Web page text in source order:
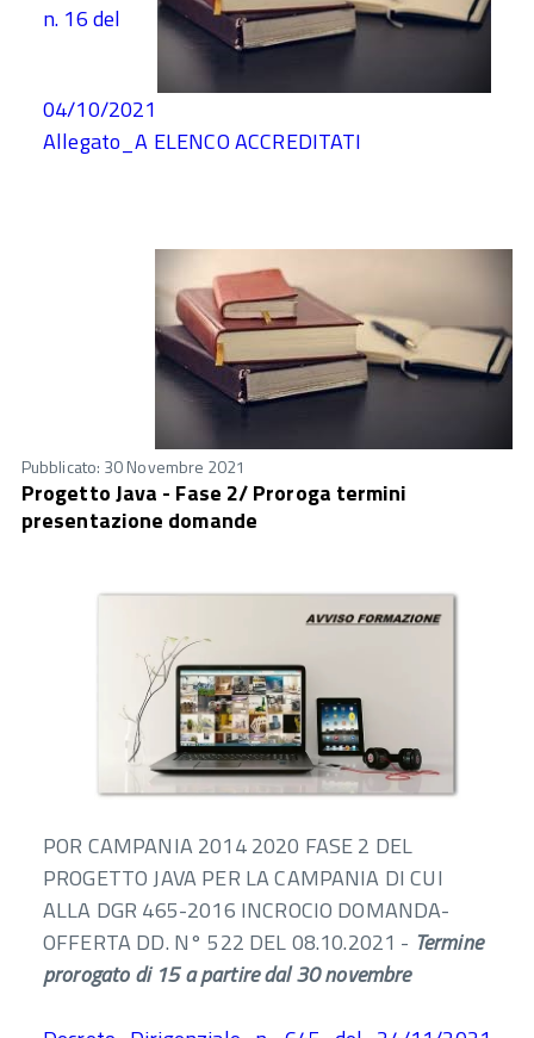
n. 16 del
04/10/2021
Allegato_A ELENCO ACCREDITATI
Pubblicato: 30 Novembre 2021
Progetto Java - Fase 2/ Proroga termini
presentazione domande
POR CAMPANIA 2014 2020 FASE 2 DEL
PROGETTO JAVA PER LA CAMPANIA DI CUI
ALLA DGR 465-2016 INCROCIO DOMANDA-
OFFERTA DD. N° 522 DEL 08.10.2021 - Termine
prorogato di 15 a partire dal 30 novembre